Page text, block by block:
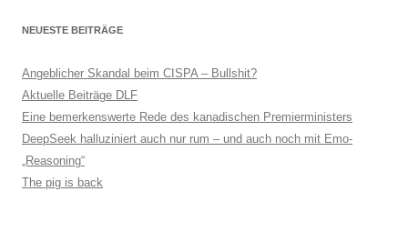
NEUESTE BEITRÄGE
Angeblicher Skandal beim CISPA – Bullshit?
Aktuelle Beiträge DLF
Eine bemerkenswerte Rede des kanadischen Premierministers
DeepSeek halluziniert auch nur rum – und auch noch mit Emo-
„Reasoning“
The pig is back